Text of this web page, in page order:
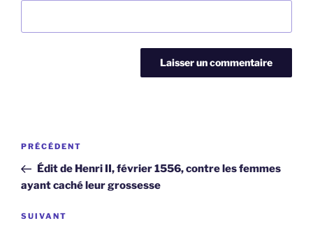
Navigation
l’article
Article
précédent
PRÉCÉDENT
Édit de Henri II, février 1556, contre les femmes
ayant caché leur grossesse
Article
SUIVANT